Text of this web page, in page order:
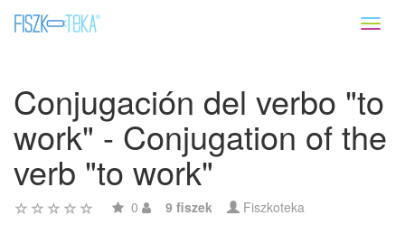
Conjugación del verbo "to
work" - Conjugation of the
verb "to work"
0 9 fiszek Fiszkoteka